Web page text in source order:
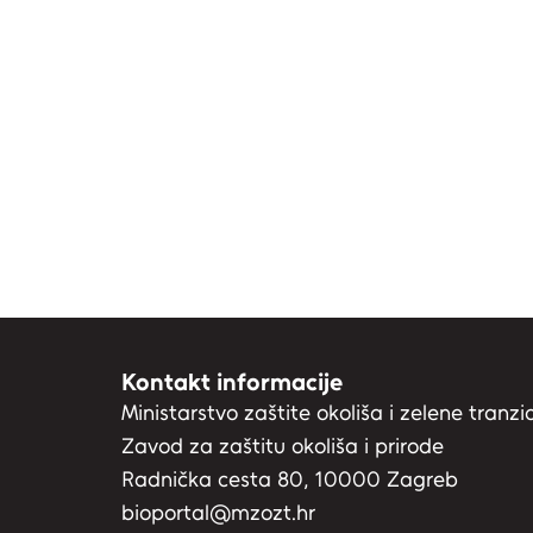
Kontakt informacije
Ministarstvo zaštite okoliša i zelene
Zavod za zaštitu okoliša i prirode
Radnička cesta 80, 10000 Zagreb
bioportal@mzozt.hr